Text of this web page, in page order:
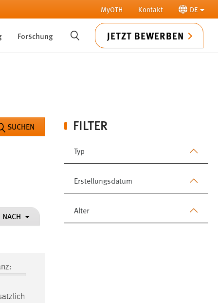
MyOTH Kontakt DE
Forschung SUCHE JETZT BEWERBEN
FILTER
Typ
Erstellungsdatum
Alter
SUCHEN
NACH